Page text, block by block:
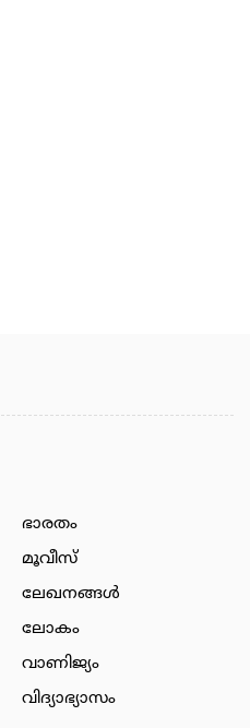
ഭാരതം
മൂവീസ്
ലേഖനങ്ങള്‍
ലോകം
വാണിജ്യം
വിദ്യാഭ്യാസം